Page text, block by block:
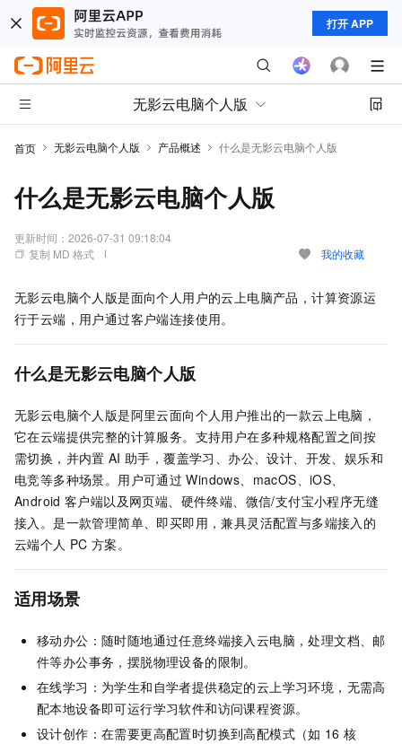
打开 APP
无影云电脑个人版
首页 无影云电脑个人版 产品概述 什么是无影云电脑个人版
什么是无影云电脑个人版
更新时间： 2026-07-31 09:18:04
复制 MD 格式
我的收藏
无影云电脑个人版是面向个人用户的云上电脑产品，计算资源运
行于云端，用户通过客户端连接使用。
什么是无影云电脑个人版
无影云电脑个人版是阿里云面向个人用户推出的一款云上电脑，
它在云端提供完整的计算服务。支持用户在多种规格配置之间按
需切换，并内置 AI 助手，覆盖学习、办公、设计、开发、娱乐和
电竞等多种场景。用户可通过 Windows、macOS、iOS、
Android 客户端以及网页端、硬件终端、微信/支付宝小程序无缝
接入。是一款管理简单、即买即用，兼具灵活配置与多端接入的
云端个人 PC 方案。
适用场景
移动办公：随时随地通过任意终端接入云电脑，处理文档、邮
件等办公事务，摆脱物理设备的限制。
在线学习：为学生和自学者提供稳定的云上学习环境，无需高
配本地设备即可运行学习软件和访问课程资源。
设计创作：在需要更高配置时切换到高配模式（如 16 核